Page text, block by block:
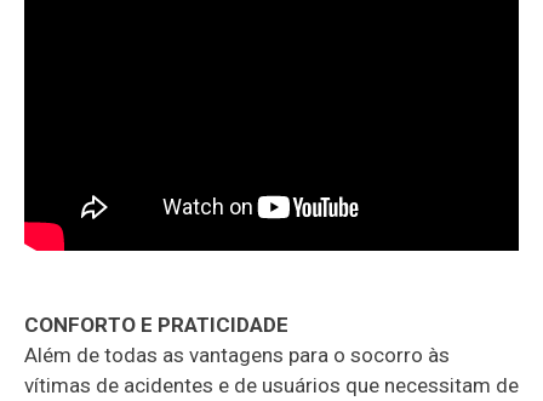
CONFORTO E PRATICIDADE
Além de todas as vantagens para o socorro às
vítimas de acidentes e de usuários que necessitam de